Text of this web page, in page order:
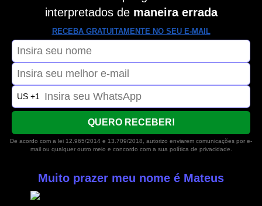
interpretados de maneira errada
RECEBA GRATUITAMENTE NO SEU E-MAIL
US +1
QUERO RECEBER!
De acordo com a lei 12.965/2014 e 13.709/2018, autorizo enviarem comunicações por e-
mail ou qualquer outro meio e concordo com a sua política de privacidade.
Muito prazer meu nome é Mateus